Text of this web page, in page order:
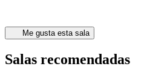
Me gusta esta sala
Salas recomendadas